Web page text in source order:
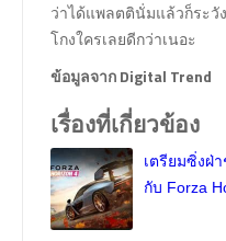
ว่าได้แพลตตินั่มแล้วก็ระวั
โกงใครเลยดีกว่าเนอะ
ข้อมูลจาก Digital Trend
เรื่องที่เกี่ยวข้อง
เตรียมซิ่งฝ่
กับ Forza